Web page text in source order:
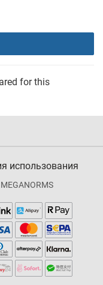
for this
использования